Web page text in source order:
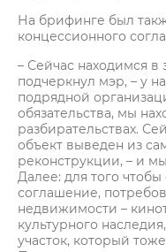
На брифинге был
концессионного
– Сейчас находимся
подчеркнул мэр, – у
подрядной
обязательства, мы
разбирательствах.
объект выведен из
реконструкции, – и
Далее: для того
соглашение,
недвижимости –
культурного
участок, который